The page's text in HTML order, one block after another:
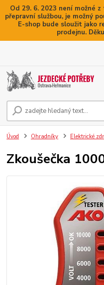
Od 29. 6. 2023 není možné
přepravní službou, je možný
E-shop bude sloužit jako
prodejnu.
Úvod Ohradníky Elektrické
Zkoušečka